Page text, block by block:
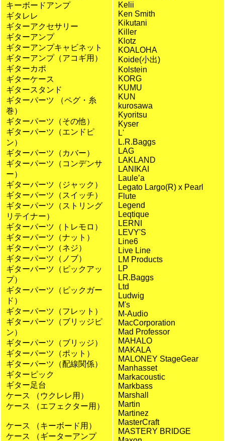
キーボードアンプ
ギタレレ
ギターアクセサリー
ギターアンプ
ギターアンプキャビネット
ギターアンプ（アコギ用）
ギターカポ
ギターケース
ギタースタンド
ギターパーツ （ペグ・糸
巻）
ギターパーツ（その他）
ギターパーツ（エンドピ
ン）
ギターパーツ（カバー）
ギターパーツ（コンデンサ
ー）
ギターパーツ（ジャック）
ギターパーツ（スイッチ）
ギターパーツ（ストリング
リテイナー）
ギターパーツ（トレモロ）
ギターパーツ（ナット）
ギターパーツ（ネジ）
ギターパーツ（ノブ）
ギターパーツ（ピックアッ
プ）
ギターパーツ（ピックガー
ド）
ギターパーツ（フレット）
ギターパーツ（ブリッジピ
ン）
ギターパーツ（ブリッジ）
ギターパーツ（ポット）
ギターパーツ（配線関係）
ギターピック
ギター足台
ケース （ウクレレ用）
ケース （エフェクター用）
ケース （キーボード用）
ケース （ギーターアンプ
Kelii
Ken Smith
Kikutani
Killer
Klotz
KOALOHA
Koide(小出)
Kolstein
KORG
KUMU
KUN
kurosawa
Kyoritsu
Kyser
L'
L.R.Baggs
LAG
LAKLAND
LANIKAI
Laule’a
Legato Largo(R) x Pearl
Flute
Legend
Leqtique
LERNI
LEVY'S
Line6
Live Line
LM Products
LP
LR.Baggs
Ltd
Ludwig
M's
M-Audio
MacCorporation
Mad Professor
MAHALO
MAKALA
MALONEY StageGear
Manhasset
Markacoustic
Markbass
Marshall
Martin
Martinez
MasterCraft
MASTERY BRIDGE